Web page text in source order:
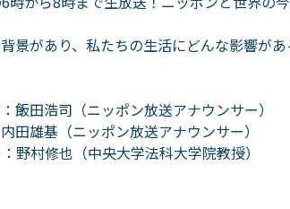
景があり、私たちの生活にどんな影響が
飯田浩司（ニッポン放送アナウンサー）
田雄基（ニッポン放送アナウンサー）
野村修也（中央大学法科大学院教授）